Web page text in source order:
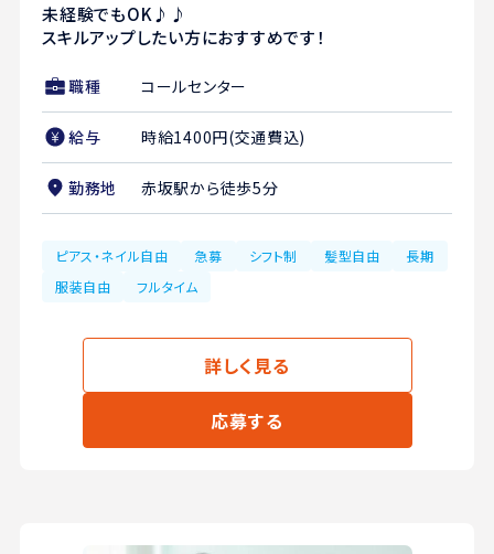
未経験でもOK♪♪
スキルアップしたい方におすすめです！
職種 コールセンター
給与 時給1400円(交通費込)
勤務地 赤坂駅から徒歩5分
ピアス・ネイル自由 急募 シフト制 髪型自由
長期
服装自由
フルタイム
詳しく見る
応募する